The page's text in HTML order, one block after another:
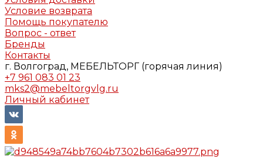
Условие возврата
Помощь покупателю
Вопрос - ответ
Бренды
Контакты
г. Волгоград, МЕБЕЛЬТОРГ (горячая линия)
+7 961 083 01 23
mks2@mebeltorgvlg.ru
Личный кабинет